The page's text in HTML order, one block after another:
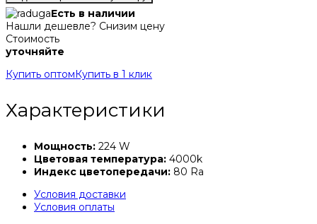
Есть в наличии
Нашли дешевле? Снизим цену
Стоимость
уточняйте
Купить оптомКупить в 1 клик
Характеристики
Мощность: 224 W
Цветовая температура: 4000k
Индекс цветопередачи: 80 Ra
Условия доставки
Условия оплаты